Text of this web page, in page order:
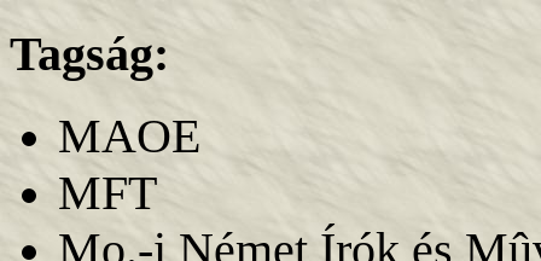
Tagság:
MAOE
MFT
Mo.-i Német Írók és